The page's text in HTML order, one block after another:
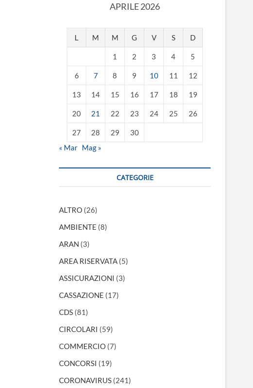
APRILE 2026
L M M G V S D
1 2 3 4 5
6 7 8 9 10 11 12
13 14 15 16 17 18 19
20 21 22 23 24 25 26
27 28 29
30
« Mar Mag »
CATEGORIE
ALTRO (26)
AMBIENTE (8)
ARAN (3)
AREA RISERVATA (5)
ASSICURAZIONI (3)
CASSAZIONE (17)
CDS (81)
CIRCOLARI (59)
COMMERCIO (7)
CONCORSI (19)
CORONAVIRUS (241)